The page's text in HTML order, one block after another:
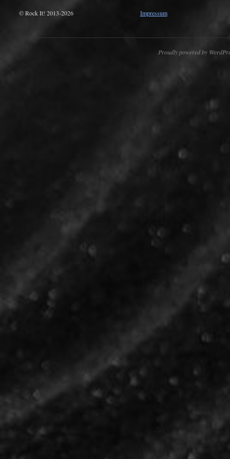
© Rock It! 2013-2026 Impressum
Proudly powered by